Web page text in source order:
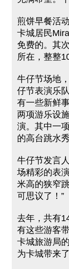
煎饼早餐活
卡城居民
免费的。其
所在，整整
牛仔节场地
仔节表演乐
有一些新鲜
两项游乐设
演。其中一
的高台跳水秀
牛仔节发言
场精彩的表
米高的狭窄
可思议了！”
去年，共有
有这些游客
卡城旅游局
为卡城带来